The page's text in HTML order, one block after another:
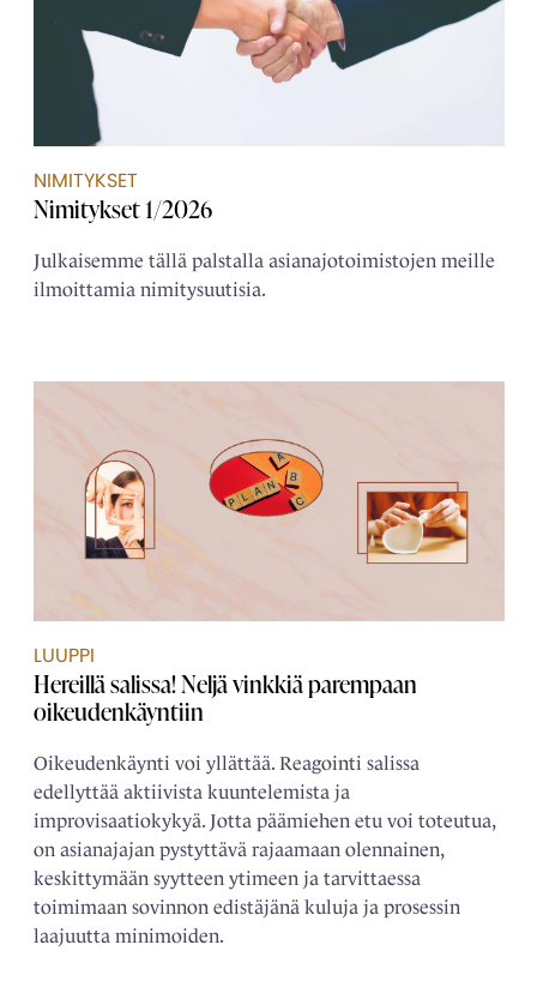
NIMITYKSET
Nimitykset 1/2026
Julkaisemme tällä palstalla asianajotoimistojen meille
ilmoittamia nimitysuutisia.
LUUPPI
Hereillä salissa! Neljä vinkkiä parempaan
oikeudenkäyntiin
Oikeudenkäynti voi yllättää. Reagointi salissa
edellyttää aktiivista kuuntelemista ja
improvisaatiokykyä. Jotta päämiehen etu voi toteutua,
on asianajajan pystyttävä rajaamaan olennainen,
keskittymään syytteen ytimeen ja tarvittaessa
toimimaan sovinnon edistäjänä kuluja ja prosessin
laajuutta minimoiden.